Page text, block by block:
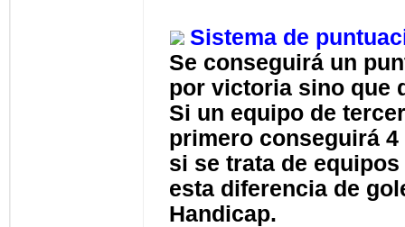
Sistema de
Se conseguirá un
por victoria sino que
Si un equipo de
primero conseguirá
si se trata de
esta diferencia de
Handicap.